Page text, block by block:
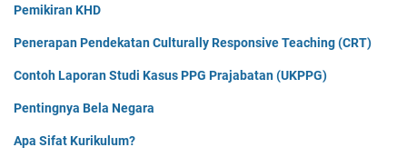
Pemikiran KHD
Penerapan Pendekatan Culturally Responsive Teaching (CRT)
Contoh Laporan Studi Kasus PPG Prajabatan (UKPPG)
Pentingnya Bela Negara
Apa Sifat Kurikulum?